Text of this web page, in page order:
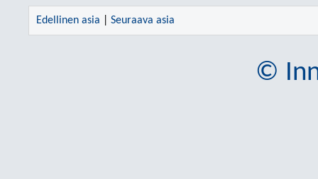
Edellinen asia Seuraava asia
©